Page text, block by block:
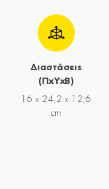
Διαστάσεις
(ΠxYxΒ)
16 x 24,2 x 12,6
cm